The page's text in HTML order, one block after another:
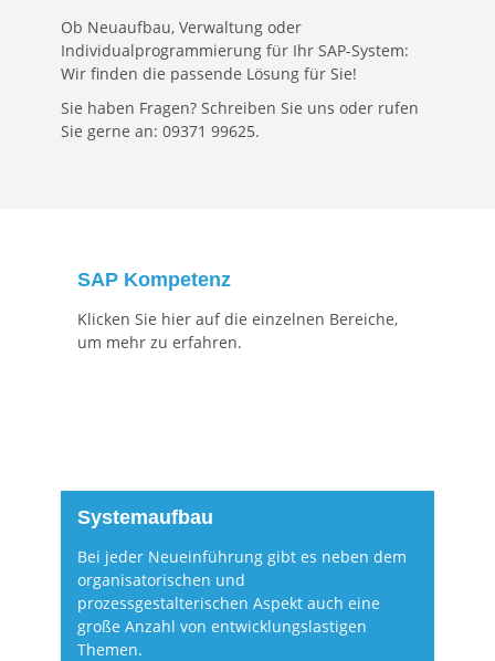
Ob Neuaufbau, Verwaltung oder
Individualprogrammierung für Ihr SAP-System:
Wir finden die passende Lösung für Sie!
Sie haben Fragen? Schreiben Sie uns oder rufen
Sie gerne an: 09371 99625.
SAP Kompetenz
Klicken Sie hier auf die einzelnen Bereiche,
um mehr zu erfahren.
Systemaufbau
Bei jeder Neueinführung gibt es neben dem
organisatorischen und
prozessgestalterischen Aspekt auch eine
große Anzahl von entwicklungslastigen
Themen.